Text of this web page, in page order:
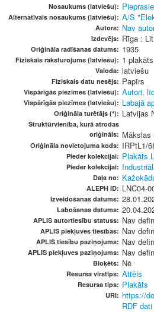
Nosaukums (latviešu):
Alternatīvais nosaukums (latviešu): A/S
Autors: Nav
Izdevējs: Rīga :
Oriģināla radīšanas datums: 1935
Fiziskais raksturojums (latviešu): 1
Valoda: latviešu
Fiziskais datu nesējs: Papīrs
Vispārīgās piezīmes (latviešu): Autori,
Vispārīgās piezīmes (latviešu): Labajā
Oriģināla turētājs (*): Latvijas
Struktūrvienība, kurā atrodas
oriģināls: Mākslas
Oriģināla novietojuma kods: IRPtL1/
Pieder kolekcijai: Plakāts
Pieder kolekcijai:
Daļa no:
ALEPH ID: LNC04-
Izveidošanas datums:
Labošanas datums:
APLIS autortiesību statuss: Nav
APLIS piekļuves tiesības: Nav
APLIS tiesību paziņojums: Nav
APLIS piekļuves paziņojums: Nav
Bloķēts: Nē
Resursa virstips: Attēls
Resursa tips: Plakāts
URI: https://
RDF dati